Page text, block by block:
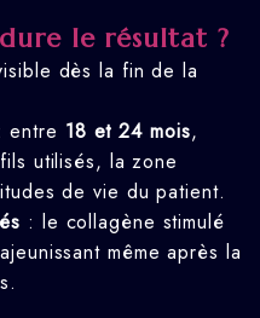
le résultat ?
dès la fin de la
entre 18 et 24 mois,
utilisés, la zone
de vie du patient.
: le collagène stimulé
même après la